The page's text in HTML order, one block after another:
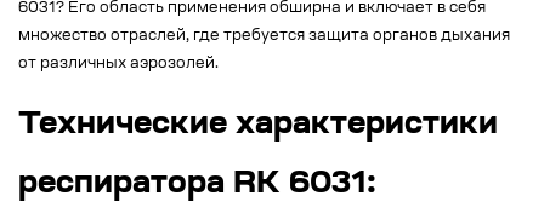
6031? Его область применения обширна и включает в себя
множество отраслей, где требуется защита органов дыхания
от различных аэрозолей.
Технические характеристики
респиратора RK 6031: